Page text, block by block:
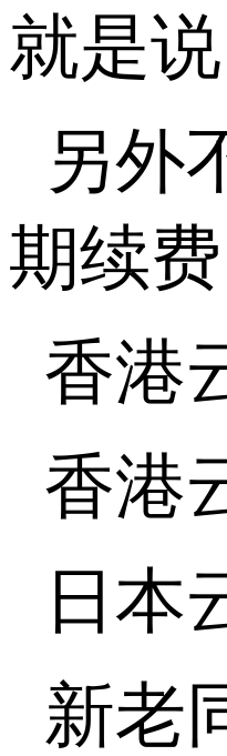
就是
另外
期续
香港
香港
日本
新老